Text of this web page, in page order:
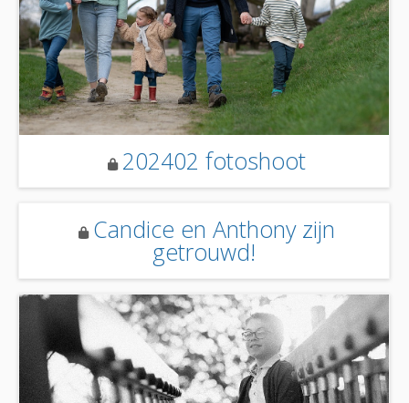
202402 fotoshoot
Candice en Anthony zijn
getrouwd!